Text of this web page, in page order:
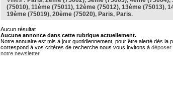
(75010), 11ème (75011), 12ème (75012), 13ème (75013),
19ème (75019), 20ème (75020), Paris, Paris.
Aucun résultat
Aucune annonce dans cette rubrique actuellement.
Notre annuaire est mis à jour quotidiennement, pour être alerté dès la
correspond à vos critères de recherche nous vous invitons à déposer
notre newsletter.